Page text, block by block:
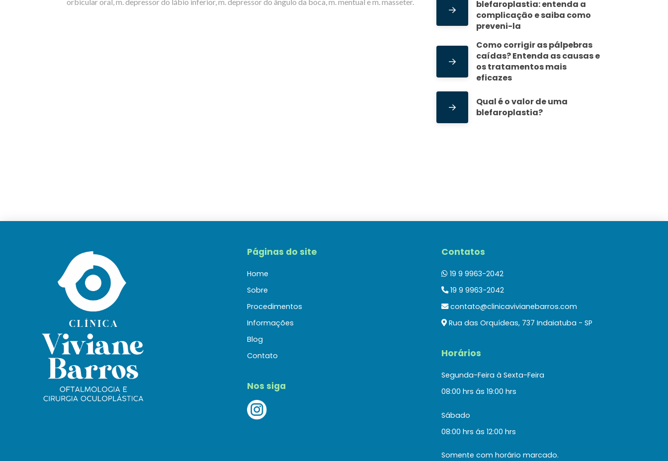
blefaroplastia: entenda a
complicação e saiba como
preveni-la
Como corrigir as pálpebras
caídas? Entenda as causas e
os tratamentos mais
eficazes
Qual é o valor de uma
blefaroplastia?
Páginas do site
Home
Sobre
Procedimentos
Informações
Blog
Contato
Nos siga
Contatos
19 9 9963-2042
19 9 9963-2042
contato@clinicavivianebarros.com
Rua das Orquídeas, 737 Indaiatuba - SP
Horários
Segunda-Feira à Sexta-Feira
08:00 hrs ás 19:00 hrs
Sábado
08:00 hrs ás 12:00 hrs
Somente com horário marcado.